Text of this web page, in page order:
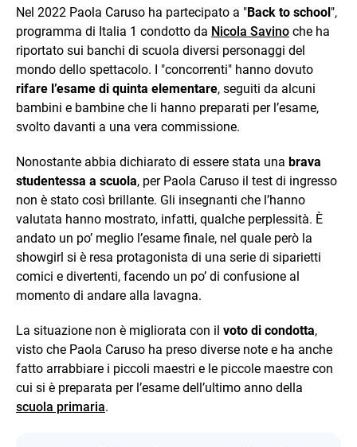
Nel 2022 Paola Caruso ha partecipato a "Back to school",
programma di Italia 1 condotto da Nicola Savino che ha
riportato sui banchi di scuola diversi personaggi del
mondo dello spettacolo. I "concorrenti" hanno dovuto
rifare l’esame di quinta elementare, seguiti da alcuni
bambini e bambine che li hanno preparati per l’esame,
svolto davanti a una vera commissione.
Nonostante abbia dichiarato di essere stata una brava
studentessa a scuola, per Paola Caruso il test di ingresso
non è stato così brillante. Gli insegnanti che l’hanno
valutata hanno mostrato, infatti, qualche perplessità. È
andato un po’ meglio l’esame finale, nel quale però la
showgirl si è resa protagonista di una serie di siparietti
comici e divertenti, facendo un po’ di confusione al
momento di andare alla lavagna.
La situazione non è migliorata con il voto di condotta,
visto che Paola Caruso ha preso diverse note e ha anche
fatto arrabbiare i piccoli maestri e le piccole maestre con
cui si è preparata per l’esame dell’ultimo anno della
scuola primaria.